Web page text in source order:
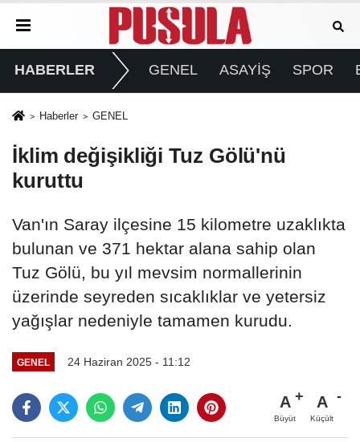
HABERLER GENEL ASAYİŞ SPOR
Haberler GENEL
İklim değişikliği Tuz Gölü'nü
kuruttu
Van'ın Saray ilçesine 15 kilometre uzaklıkta
bulunan ve 371 hektar alana sahip olan
Tuz Gölü, bu yıl mevsim normallerinin
üzerinde seyreden sıcaklıklar ve yetersiz
yağışlar nedeniyle tamamen kurudu.
GENEL 24 Haziran 2025 - 11:12
A
Büyüt
A
Küçült